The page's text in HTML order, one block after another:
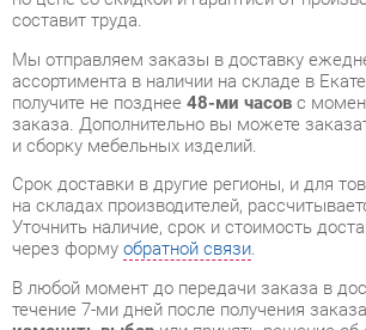
заказа. Дополнительно вы можете
и сборку мебельных изделий.
Срок доставки в другие регионы, и для
на складах производителей,
Уточнить наличие, срок и стоимость
через формуобратной связи.
течение 7-ми дней после получения заказа
изменить выборили принять решение об
Несмотря на качественную упаковку,
заметили дефект при приёме - мы
деталь.Повторная доставкатовара -